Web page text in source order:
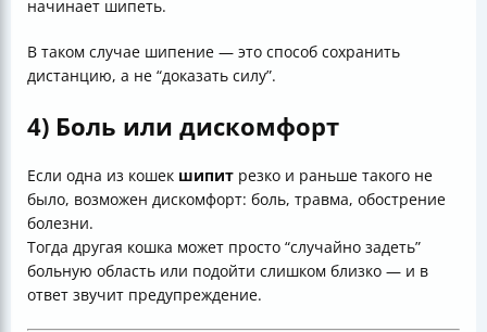
начинает шипеть.
В таком случае шипение — это способ сохранить
дистанцию, а не “доказать силу”.
4) Боль или дискомфорт
Если одна из кошек шипит резко и раньше такого не
было, возможен дискомфорт: боль, травма, обострение
болезни.
Тогда другая кошка может просто “случайно задеть”
больную область или подойти слишком близко — и в
ответ звучит предупреждение.